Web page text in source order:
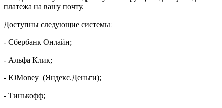
платежа на вашу почту.
Доступны следующие системы:
- Сбербанк Онлайн;
- Альфа Клик;
- ЮMoney (Яндекс.Деньги);
- Тинькофф;